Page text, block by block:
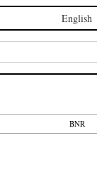
English
BNR